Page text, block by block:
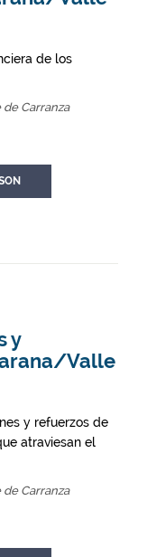
de los
Carranza
y
Valle
y refuerzos de
atraviesan el
Carranza